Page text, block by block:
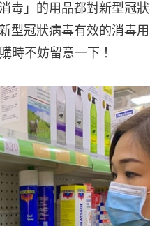
毒」的用品都對新型冠
型冠狀病毒有效的消毒
時不妨留意一下！